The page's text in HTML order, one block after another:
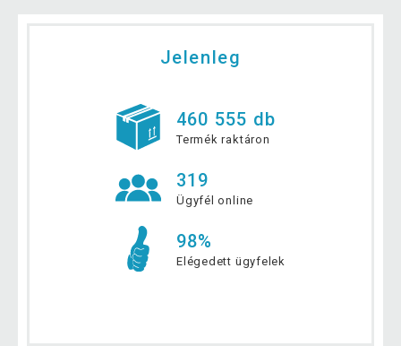
Jelenleg
460 555 db
Termék raktáron
319
Ügyfél online
98%
Elégedett ügyfelek